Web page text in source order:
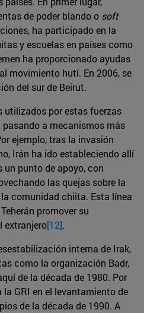
de poder blando o soft
ha participado en la
y escuelas en países como
ha proporcionado ayudas
movimiento hutí. En 2006, se
del sur de Beirut.
utilizados por estas fuerzas
a mecanismos más
ejemplo, tras la invasión
Irán ha ido estableciendo allí
un punto de apoyo, con
las quejas sobre la
comunidad chiita. Esta línea
promover su
extranjero[12].
interna de Irak,
como la organización Badr,
de la década de 1980. Por
GRI en el levantamiento de
de la década de 1990. A